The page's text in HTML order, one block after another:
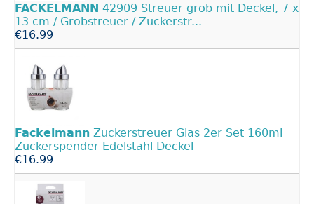
FACKELMANN 42909 Streuer grob mit Deckel, 7 x
13 cm / Grobstreuer / Zuckerstr...
€16.99
Fackelmann Zuckerstreuer Glas 2er Set 160ml
Zuckerspender Edelstahl Deckel
€16.99